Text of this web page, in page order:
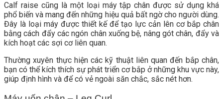
Calf raise cũng là một loại máy tập chân được sử dụng khá
phổ biến và mang đến những hiệu quả bất ngờ cho người dùng.
Đây là loại máy được thiết kế để tạo lực cản lên cơ bắp chân
bằng cách đẩy các ngón chân xuống bệ, nâng gót chân, đẩy và
kích hoạt các sợi cơ liên quan.
Thường xuyên thực hiện các kỹ thuật liên quan đến bắp chân,
bạn có thể kích thích sự phát triển cơ bắp ở những khu vực này,
giúp định hình và để có vẻ ngoài săn chắc, sắc nét hơn.